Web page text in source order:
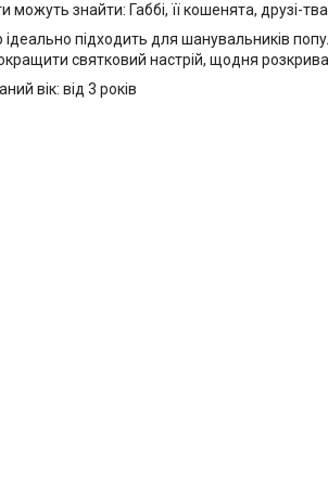
можуть знайти: Габбі, її кошенята, друзі-
ідеально підходить для шанувальників
святковий настрій, щодня
вік: від 3 років